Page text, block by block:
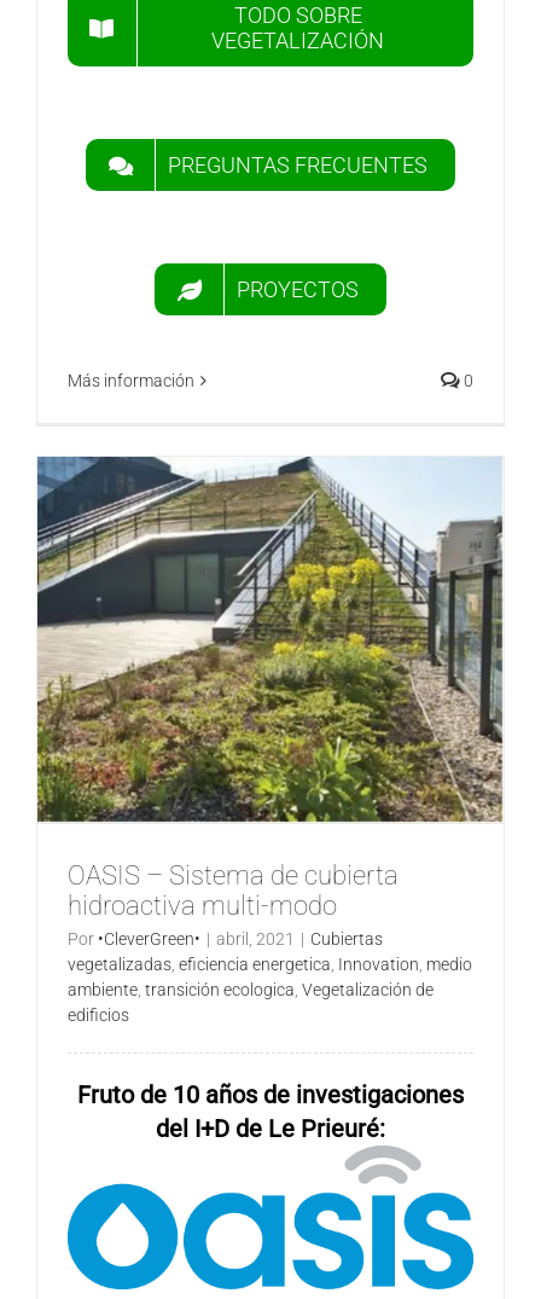
TODO SOBRE
VEGETALIZACIÓN
PREGUNTAS FRECUENTES
PROYECTOS
Más información 0
OASIS – Sistema de cubierta
hidroactiva multi-modo
Por •CleverGreen• | abril, 2021 | Cubiertas
vegetalizadas eficiencia energetica Innovation medio
ambiente transición ecologica Vegetalización de
edificios
Fruto de 10 años de investigaciones
del I+D de Le Prieuré: